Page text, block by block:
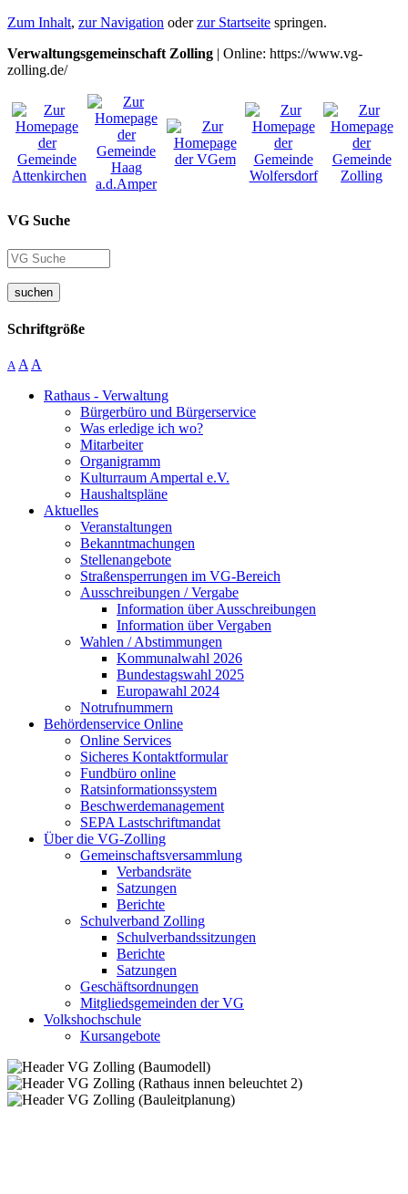
Zum Inhalt, zur Navigation oderzur Startseite springen.
Verwaltungsgemeinschaft Zolling | Online: https://www.vg-
zolling.de/
VG Suche
suchen
Schriftgröße
A A A
Rathaus - Verwaltung
Bürgerbüro und Bürgerservice
Was erledige ich wo?
Mitarbeiter
Organigramm
Kulturraum Ampertal e.V.
Haushaltspläne
Aktuelles
Veranstaltungen
Bekanntmachungen
Stellenangebote
Straßensperrungen im VG-Bereich
Ausschreibungen / Vergabe
Information über Ausschreibungen
Information über Vergaben
Wahlen / Abstimmungen
Kommunalwahl 2026
Bundestagswahl 2025
Europawahl 2024
Notrufnummern
Behördenservice Online
Online Services
Sicheres Kontaktformular
Fundbüro online
Ratsinformationssystem
Beschwerdemanagement
SEPA Lastschriftmandat
Über die VG-Zolling
Gemeinschaftsversammlung
Verbandsräte
Satzungen
Berichte
Schulverband Zolling
Schulverbandssitzungen
Berichte
Satzungen
Geschäftsordnungen
Mitgliedsgemeinden der VG
Volkshochschule
Kursangebote